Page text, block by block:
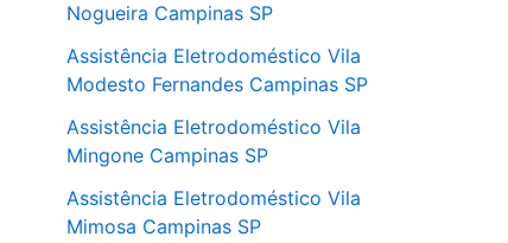
Nogueira Campinas SP
Assistência Eletrodoméstico Vila
Modesto Fernandes Campinas SP
Assistência Eletrodoméstico Vila
Mingone Campinas SP
Assistência Eletrodoméstico Vila
Mimosa Campinas SP